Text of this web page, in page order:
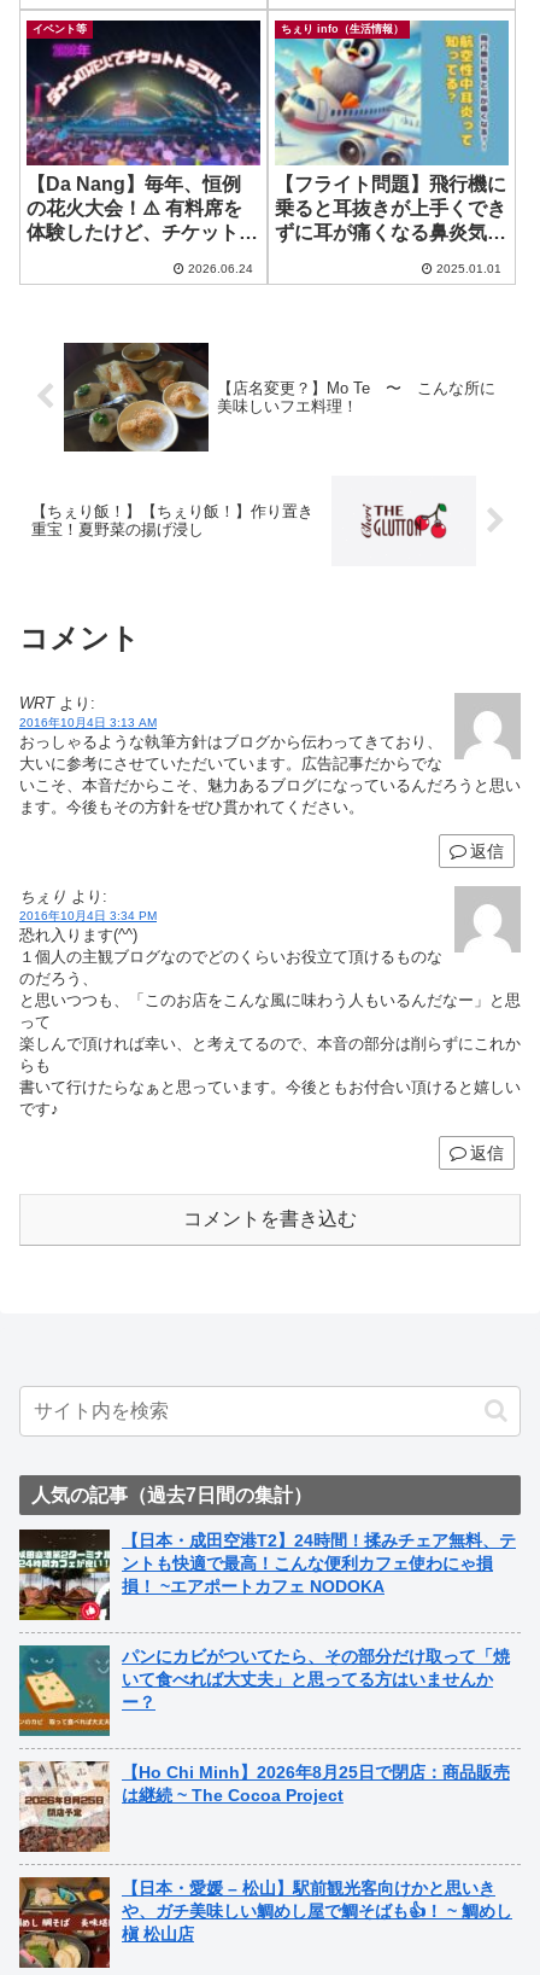
イベント等
【Da Nang】毎年、恒例
の花火大会！⚠️ 有料席を
体験したけど、チケット購
2026.06.24
ちぇり info（生活情報）
【フライト問題】飛行機に
乗ると耳抜きが上手くでき
ずに耳が痛くなる鼻炎気味
航空性中耳炎
2025.01.01
【店名変更？】Mo Te 〜 こんな所に
美味しいフエ料理！
【ちぇり飯！】【ちぇり飯！】作り置き
重宝！夏野菜の揚げ浸し
コメント
WRT より:
2016年10月4日 3:13 AM
おっしゃるような執筆方針はブログから伝わってきており、
大いに参考にさせていただいています。広告記事だからでな
いこそ、本音だからこそ、魅力あるブログになっているんだろうと思い
ます。今後もその方針をぜひ貫かれてください。
返信
ちぇり より:
2016年10月4日 3:34 PM
恐れ入ります(^^)
１個人の主観ブログなのでどのくらいお役立て頂けるものな
のだろう、
と思いつつも、「このお店をこんな風に味わう人もいるんだなー」と思
って
楽しんで頂ければ幸い、と考えてるので、本音の部分は削らずにこれか
らも
書いて行けたらなぁと思っています。今後ともお付合い頂けると嬉しい
です♪
返信
コメントを書き込む
人気の記事（過去7日間の集計）
【日本・成田空港T2】24時間！揉みチェア無料、テ
ントも快適で最高！こんな便利カフェ使わにゃ損
損！ ~エアポートカフェ NODOKA
パンにカビがついてたら、その部分だけ取って「焼
いて食べれば大丈夫」と思ってる方はいませんか
ー？
【Ho Chi Minh】2026年8月25日で閉店：商品販売
は継続 ~ The Cocoa Project
【日本・愛媛 – 松山】駅前観光客向けかと思いき
や、ガチ美味しい鯛めし屋で鯛そばも👍！ ~ 鯛めし
槇 松山店